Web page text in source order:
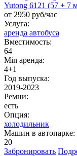
Yutong 6121 (57 + 7
от 2950 руб/час
Услуга:
аренда автобуса
Вместимость:
64
Min аренда:
4+1
Год выпуска:
2019-2023
Ремни:
есть
Опция:
холодильник
Машин в автопарке:
20
Забронировать